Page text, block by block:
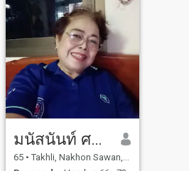
มนัสนันท์ ศรีอวยชัย
65 • Takhli, Nakhon Sawan, Tailandia